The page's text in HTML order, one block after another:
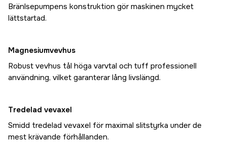
Bränlsepumpens konstruktion gör maskinen mycket
lättstartad.
Magnesiumvevhus
Robust vevhus tål höga varvtal och tuff professionell
användning, vilket garanterar lång livslängd.
Tredelad vevaxel
Smidd tredelad vevaxel för maximal slitstyrka under de
mest krävande förhållanden.